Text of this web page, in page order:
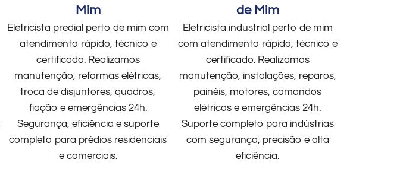
Mim
Eletricista predial perto de mim com
atendimento rápido, técnico e
certificado. Realizamos
manutenção, reformas elétricas,
troca de disjuntores, quadros,
fiação e emergências 24h.
Segurança, eficiência e suporte
completo para prédios residenciais
e comerciais.
de Mim
Eletricista industrial perto de mim
com atendimento rápido, técnico e
certificado. Realizamos
manutenção, instalações, reparos,
painéis, motores, comandos
elétricos e emergências 24h.
Suporte completo para indústrias
com segurança, precisão e alta
eficiência.